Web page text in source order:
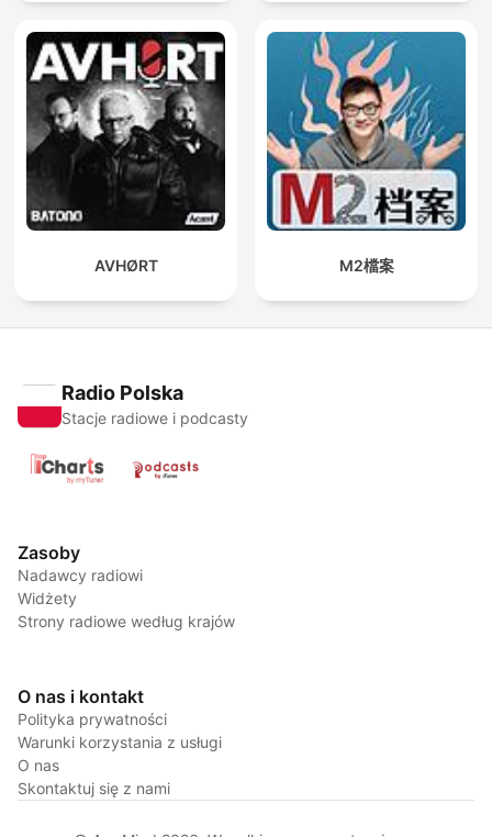
AVHØRT M2檔案
Radio Polska
Stacje radiowe i podcasty
Zasoby
Nadawcy radiowi
Widżety
Strony radiowe według krajów
O nas i kontakt
Polityka prywatności
Warunki korzystania z usługi
O nas
Skontaktuj się z nami